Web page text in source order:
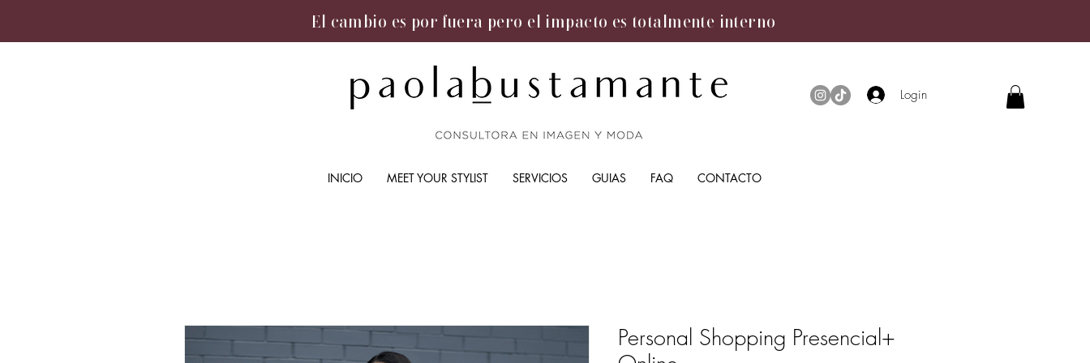
El cambio es por fuera pero el impacto es totalmente interno
Login
INICIO MEET YOUR STYLIST SERVICIOS GUIAS FAQ CONTACTO
Personal Shopping Presencial+